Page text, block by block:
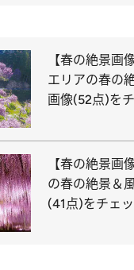
【春の絶景画
エリアの春の
画像(52点)を
【春の絶景画
の春の絶景＆
(41点)をチェッ